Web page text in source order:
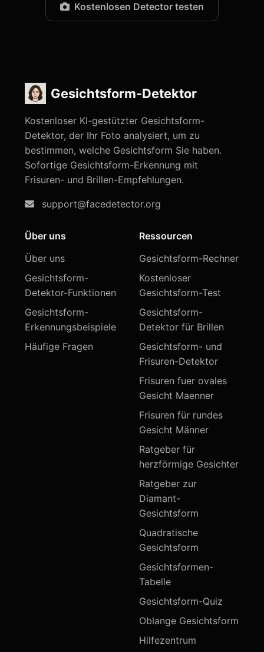
Kostenlosen Detector testen
Gesichtsform-Detektor
Kostenloser KI-gestützter Gesichtsform-
Detektor, der Ihr Foto analysiert, um zu
bestimmen, welche Gesichtsform Sie haben.
Sofortige Gesichtsform-Erkennung mit
Frisuren- und Brillen-Empfehlungen.
support@facedetector.org
Über uns
Über uns
Gesichtsform-
Detektor-Funktionen
Gesichtsform-
Erkennungsbeispiele
Häufige Fragen
Ressourcen
Gesichtsform-Rechner
Kostenloser
Gesichtsform-Test
Gesichtsform-
Detektor für Brillen
Gesichtsform- und
Frisuren-Detektor
Frisuren fuer ovales
Gesicht Maenner
Frisuren für rundes
Gesicht Männer
Ratgeber für
herzförmige Gesichter
Ratgeber zur
Diamant-
Gesichtsform
Quadratische
Gesichtsform
Gesichtsformen-
Tabelle
Gesichtsform-Quiz
Oblange Gesichtsform
Hilfezentrum